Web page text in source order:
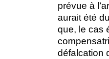
prévue à
aurait été
que, le cas
défalcation